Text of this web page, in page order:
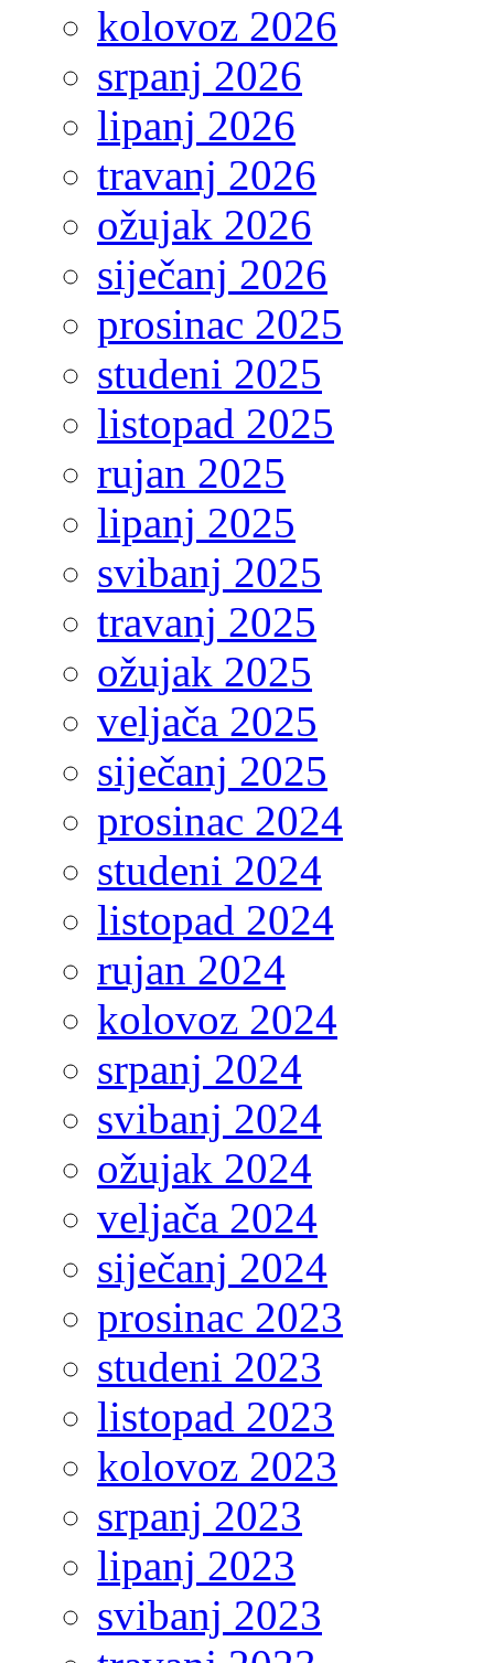
kolovoz 2026
srpanj 2026
lipanj 2026
travanj 2026
ožujak 2026
siječanj 2026
prosinac 2025
studeni 2025
listopad 2025
rujan 2025
lipanj 2025
svibanj 2025
travanj 2025
ožujak 2025
veljača 2025
siječanj 2025
prosinac 2024
studeni 2024
listopad 2024
rujan 2024
kolovoz 2024
srpanj 2024
svibanj 2024
ožujak 2024
veljača 2024
siječanj 2024
prosinac 2023
studeni 2023
listopad 2023
kolovoz 2023
srpanj 2023
lipanj 2023
svibanj 2023